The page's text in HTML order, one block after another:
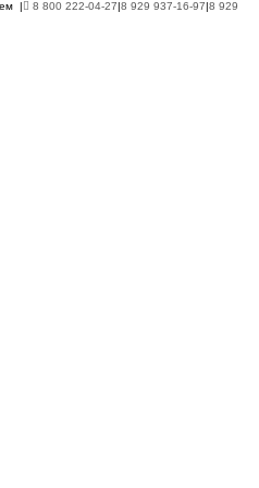
| 8 800 222-04-27|8 929 937-16-97|8 929